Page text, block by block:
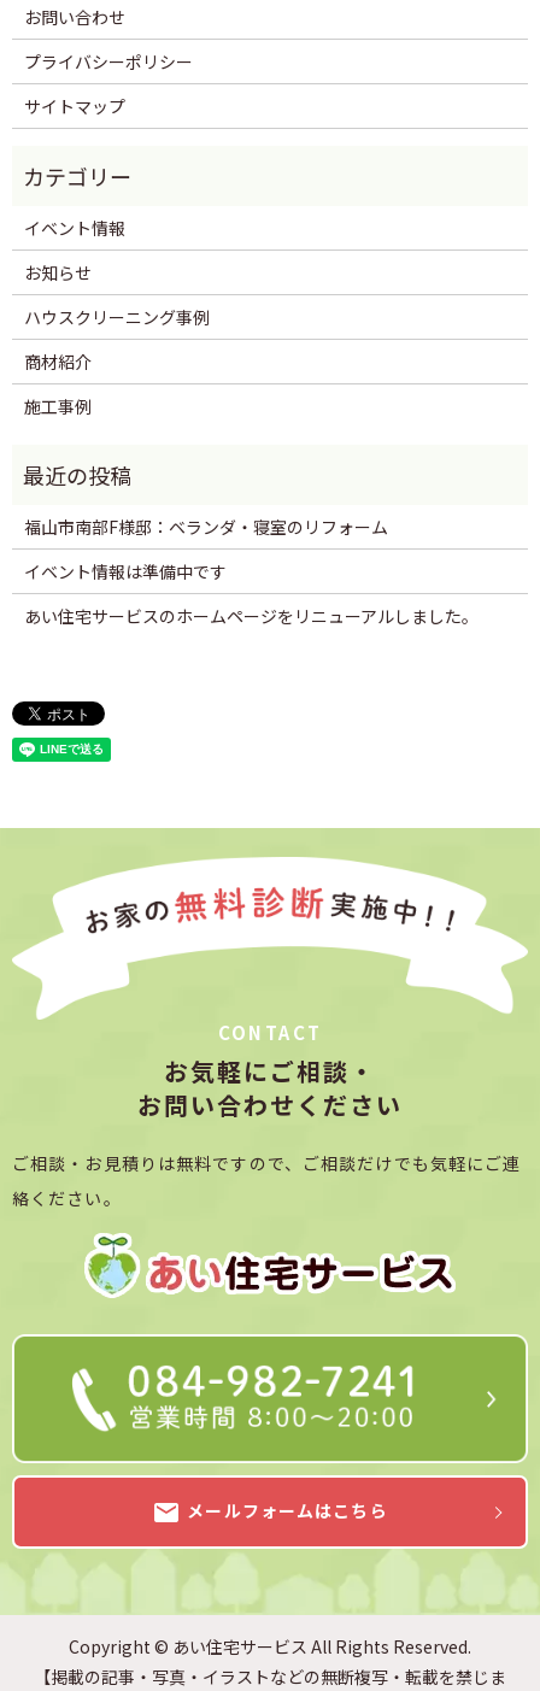
お問い合わせ
プライバシーポリシー
サイトマップ
イベント情報
お知らせ
ハウスクリーニング事例
商材紹介
施工事例
福山市南部F様邸：ベランダ・寝室のリフォーム
イベント情報は準備中です
あい住宅サービスのホームページをリニューアルしました。
CONTACT
お気軽にご相談・
お問い合わせください
ご相談・お見積りは無料ですので、ご相談だけでも気軽にご連
絡ください。
email メールフォームはこちら
Copyright © あい住宅サービス All Rights Reserved.
【掲載の記事・写真・イラストなどの無断複写・転載を禁じま